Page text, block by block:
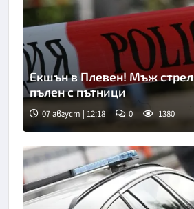
Екшън в Плевен! Мъж
пълен с пътници
07 август | 12:18 0 1380